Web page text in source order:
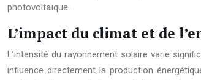
photovoltaïque.
L’impact du climat et de
L’intensité du rayonnement solaire varie
influence directement la production